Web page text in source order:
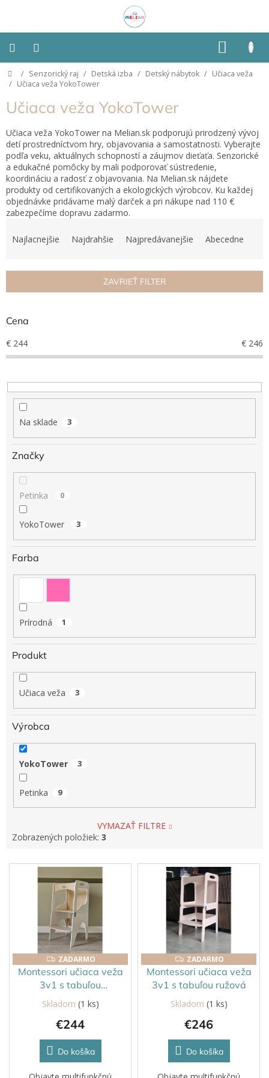
KOŠÍK
Montessori
Detská
izba
Senzorické
pomôcky
Hračky
podľa
typu
Hračky
podľa
podľa
podľa
príležitosti
Značky
Senzorický
raj
Prihlásenie
Domov
/ Senzorický raj / Detská izba / Detský nábytok / Učiaca veža
/ Učiaca veža YokoTower
Učiaca veža YokoTower
Učiaca veža YokoTower na Melian.sk podporujú prirodzený vývoj
detí prostredníctvom hry, objavovania a samostatnosti. Vyberajte
podľa veku, aktuálnych schopností a záujmov dieťaťa. Senzorické
a edukačné pomôcky by mali podporovať sústredenie,
koordináciu a radosť z objavovania. Na Melian.sk nájdete
produkty od certifikovaných a ekologických výrobcov. Ku každej
objednávke pridávame malý darček a pri nákupe nad 110 €
zabezpečíme dopravu zadarmo.
i
p
o
d
k
t
Najlacnejšie Najdrahšie Najpredávanejšie Abecedne
ZAVRIEŤ FILTER
Cena
€ 244 € 246
Na sklade 3
Značky
Petinka 0
YokoTower 3
Farba
Prírodná 1
Produkt
Učiaca veža 3
Výrobca
YokoTower 3
Petinka 9
VYMAZAŤ FILTRE
Zobrazených položiek: 3
V
ZADARMO
ZADARMO
Montessori učiaca veža
3v1 s tabuľou
biela/lakovaná
Skladom (1 ks)
€244
Do košíka
ZADARMO
ZADARMO
Montessori učiaca veža
3v1 s tabuľou ružová
Skladom (1 ks)
€246
Do košíka